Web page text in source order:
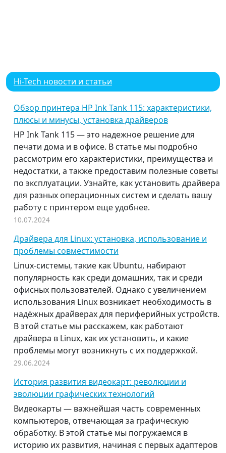
Hi-Tech новости и статьи
Обзор принтера HP Ink Tank 115: характеристики,
плюсы и минусы, установка драйверов
HP Ink Tank 115 — это надежное решение для
печати дома и в офисе. В статье мы подробно
рассмотрим его характеристики, преимущества и
недостатки, а также предоставим полезные советы
по эксплуатации. Узнайте, как установить драйвера
для разных операционных систем и сделать вашу
работу с принтером еще удобнее.
10.07.2024
Драйвера для Linux: установка, использование и
проблемы совместимости
Linux-системы, такие как Ubuntu, набирают
популярность как среди домашних, так и среди
офисных пользователей. Однако с увеличением
использования Linux возникает необходимость в
надёжных драйверах для периферийных устройств.
В этой статье мы расскажем, как работают
драйвера в Linux, как их установить, и какие
проблемы могут возникнуть с их поддержкой.
29.06.2024
История развития видеокарт: революции и
эволюции графических технологий
Видеокарты — важнейшая часть современных
компьютеров, отвечающая за графическую
обработку. В этой статье мы погружаемся в
историю их развития, начиная с первых адаптеров